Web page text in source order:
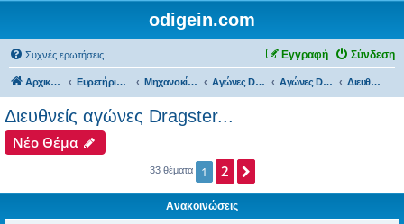
odigein.com
Συχνές ερωτήσεις Σύνδεση
Εγγραφή
Αρχική σελίδα Ευρετήριο Δ. Συζήτησης Μηχανοκίνητος αθλητισμός και μη... Αγώνες Drift & Dragster... Αγώνες Dragster... Διευθνείς αγώνες Dragster...
Διευθνείς αγώνες Dragster...
Νέο Θέμα
33 θέματα 1 2
Ανακοινώσεις